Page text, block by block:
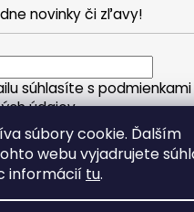
súbory cookie. Ďalším
webu vyjadrujete
informácií tu.
novinky či zľavy!
súhlasíte spodmienkami
údajov